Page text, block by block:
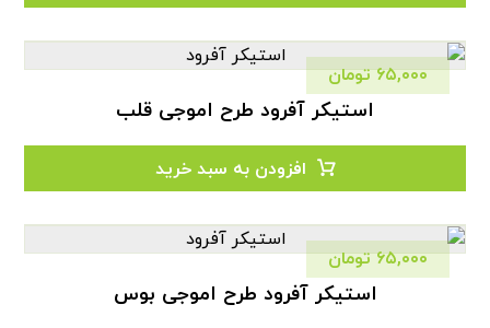
استیکر آفرود طرح اموجی قلب
۶۵,۰۰۰ تومان
افزودن به سبد خرید
استیکر آفرود طرح اموجی بوس
۶۵,۰۰۰ تومان